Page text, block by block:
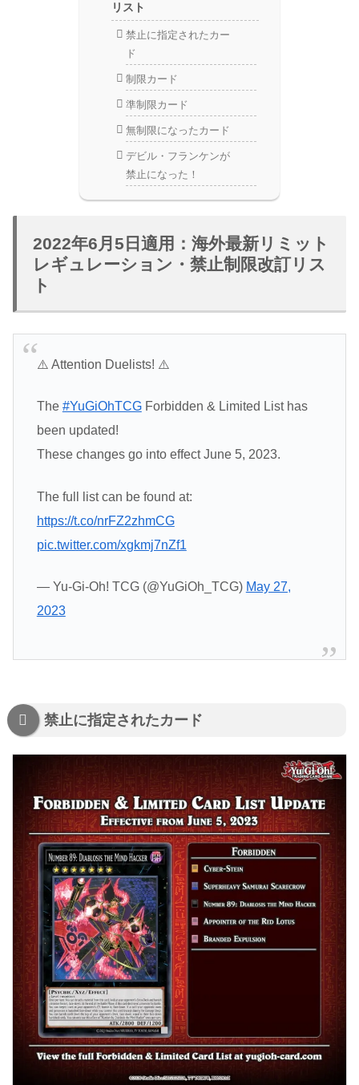
リスト
禁止に指定されたカー
ド
制限カード
準制限カード
無制限になったカード
デビル・フランケンが
禁止になった！
2022年6月5日適用：海外最新リミット
レギュレーション・禁止制限改訂リス
ト
⚠️ Attention Duelists! ⚠️
The #YuGiOhTCGForbidden & Limited List has
been updated!
These changes go into effect June 5, 2023.
The full list can be found at:
https://t.co/nrFZ2zhmCG
pic.twitter.com/xgkmj7nZf1
— Yu-Gi-Oh! TCG (@YuGiOh_TCG) May 27,
2023
禁止に指定されたカード